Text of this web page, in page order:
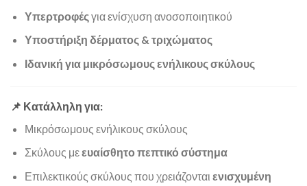
Υπερτροφές για ενίσχυση ανοσοποιητικού
Υποστήριξη δέρματος & τριχώματος
Ιδανική για μικρόσωμους ενήλικους σκύλους
📌 Κατάλληλη για:
Μικρόσωμους ενήλικους σκύλους
Σκύλους μεευαίσθητο πεπτικό σύστημα
Επιλεκτικούς σκύλους που χρειάζονται ενισχυμένη